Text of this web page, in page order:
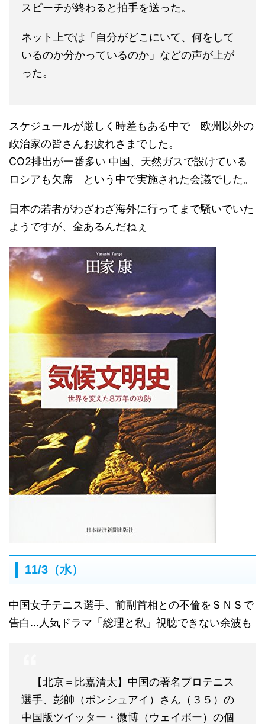
スピーチが終わると拍手を送った。
ネット上では「自分がどこにいて、何をして
いるのか分かっているのか」などの声が上が
った。
スケジュールが厳しく時差もある中で 欧州以外の
政治家の皆さんお疲れさまでした。
CO2排出が一番多い 中国、天然ガスで設けている
ロシアも欠席 という中で実施された会議でした。
日本の若者がわざわざ海外に行ってまで騒いでいた
ようですが、金あるんだねぇ
11/3（水）
中国女子テニス選手、前副首相との不倫をＳＮＳで
告白…人気ドラマ「総理と私」視聴できない余波も
【北京＝比嘉清太】中国の著名プロテニス
選手、彭帥（ポンシュアイ）さん（３５）の
中国版ツイッター・微博（ウェイボー）の個